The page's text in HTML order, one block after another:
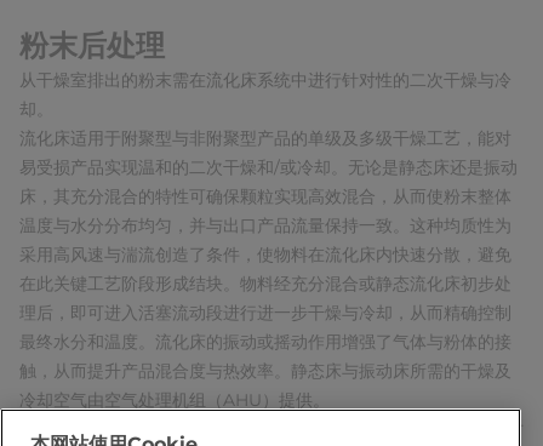
粉末后处理
从干燥室排出的粉末需在流化床系统中进行针对性的二次干燥与冷
却。
流化床适用于附聚型与非附聚型产品的单级及多级干燥工艺，能对
易受损产品实现温和的二次干燥和/或冷却。无论是静态床还是振动
床，其充分混合的特性可确保颗粒实现高效混合，从而使粉末整体
温度与水分分布均匀，并与出口产品流量保持一致。这种均质性为
采用高风速与湍流创造了条件，使物料在流化床内快速分散，避免
在此关键工艺阶段形成结块。物料经充分混合或静态流化床初步处
理后，即可进入活塞流动段进行进一步干燥与冷却，从而精确控制
最终水分和温度。流化床的振动或摇动作用增强了气体与粉体的接
触，从而提升产品混合度与热效率。静态床与振动床所需的干燥及
冷却空气由空气处理机组（AHU）提供。
粉末也可在“开放式输送系统”中完成冷却。粉末在管道内输送既定时